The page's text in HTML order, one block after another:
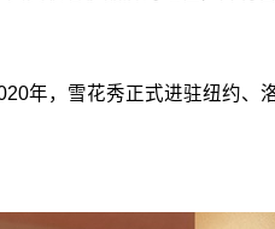
年，雪花秀正式进驻纽约、